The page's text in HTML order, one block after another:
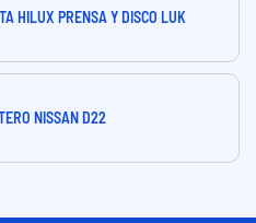
HILUX PRENSA Y DISCO LUK
NISSAN D22